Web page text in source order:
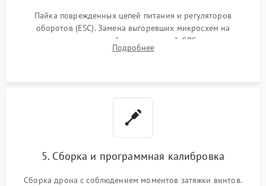
Пайка поврежденных цепей питания и регуляторов
оборотов (ESC). Замена выгоревших микросхем на
материнской плате, модулей GPS
Подробнее
5. Сборка и программная калибровка
Сборка дрона с соблюдением моментов затяжки винтов.